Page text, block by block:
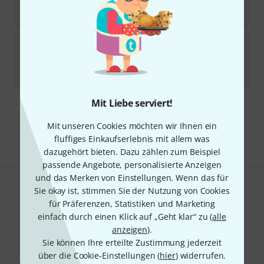
Mit Liebe serviert!
Mit unseren Cookies möchten wir Ihnen ein
fluffiges Einkaufserlebnis mit allem was
dazugehört bieten. Dazu zählen zum Beispiel
passende Angebote, personalisierte Anzeigen
und das Merken von Einstellungen. Wenn das für
Sie okay ist, stimmen Sie der Nutzung von Cookies
für Präferenzen, Statistiken und Marketing
einfach durch einen Klick auf „Geht klar“ zu (alle
anzeigen).
Sie können Ihre erteilte Zustimmung jederzeit
über die Cookie-Einstellungen (hier) widerrufen.
Auf Anfrage
€
Microtech GefellKEM 975 Satin Nickel
Auf Anfrage
9.815€
Alle Preise inkl. MwSt.
Gefällt Ihnen, was Sie sehen?
Teilen Hilfe & Feedback